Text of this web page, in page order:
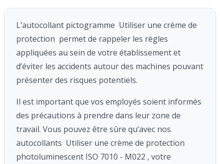
L’autocollant pictogramme Utiliser une crème de
protection permet de rappeler les règles
appliquées au sein de votre établissement et
d’éviter les accidents autour des machines pouvant
présenter des risques potentiels.
Il est important que vos employés soient informés
des précautions à prendre dans leur zone de
travail. Vous pouvez être sûre qu’avec nos
autocollants Utiliser une crème de protection
photoluminescent ISO 7010 - M022 , votre